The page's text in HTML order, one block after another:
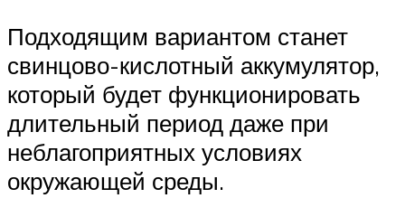
Подходящим вариантом станет
свинцово-кислотный аккумулятор,
который будет функционировать
длительный период даже при
неблагоприятных условиях
окружающей среды.